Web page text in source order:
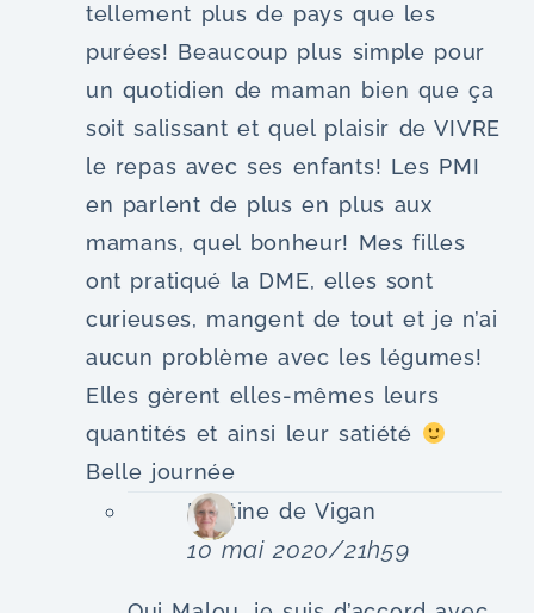
tellement plus de pays que les
purées! Beaucoup plus simple pour
un quotidien de maman bien que ça
soit salissant et quel plaisir de VIVRE
le repas avec ses enfants! Les PMI
en parlent de plus en plus aux
mamans, quel bonheur! Mes filles
ont pratiqué la DME, elles sont
curieuses, mangent de tout et je n’ai
aucun problème avec les légumes!
Elles gèrent elles-mêmes leurs
quantités et ainsi leur satiété
Belle journée
Martine de Vigan
10 mai 2020/21h59